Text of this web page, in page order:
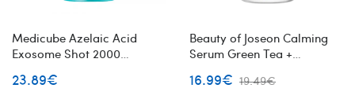
Medicube Azelaic Acid
Exosome Shot 2000
mikroadatėlėmis ir azelaino
23.89€
Beauty of Joseon Calming
Serum Green Tea +
serumas su žaliąja arbata ir
16.99€ 19.49€